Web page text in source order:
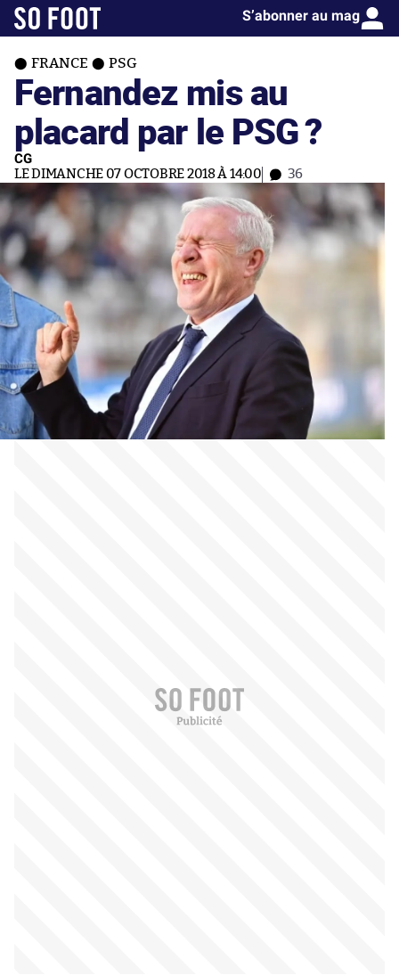
S’abonner au mag
FRANCE PSG
Fernandez mis au
placard par le PSG ?
CG
LE DIMANCHE 07 OCTOBRE 2018 À 14:00 36